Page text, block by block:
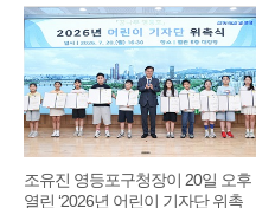
기
조유진 영등포구청장이 20일 오후
열린 ‘2026년 어린이 기자단 위촉